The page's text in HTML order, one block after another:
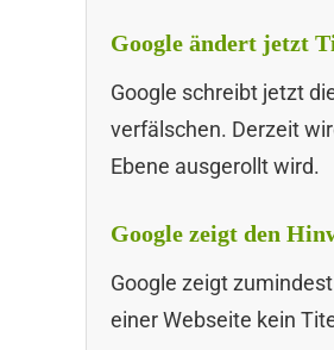
Google ändert jetzt
Google schreibt jetzt
verfälschen. Derzeit
Ebene ausgerollt wird.
Google zeigt den
Google zeigt
einer Webseite kein